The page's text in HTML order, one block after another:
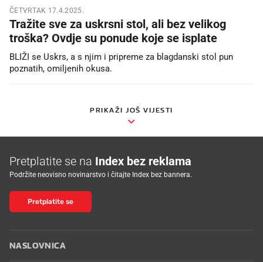
ČETVRTAK 17.4.2025.
Tražite sve za uskrsni stol, ali bez velikog
troška? Ovdje su ponude koje se isplate
BLIŽI se Uskrs, a s njim i pripreme za blagdanski stol pun
poznatih, omiljenih okusa.
PRIKAŽI JOŠ VIJESTI
Pretplatite se na Index bez reklama
Podržite neovisno novinarstvo i čitajte Index bez bannera.
Pretplatite se
NASLOVNICA